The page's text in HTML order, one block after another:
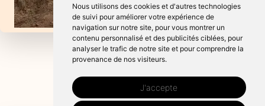
Nous utilisons des cookies et d'autres technologies
de suivi pour améliorer votre expérience de
navigation sur notre site, pour vous montrer un
contenu personnalisé et des publicités ciblées, pour
analyser le trafic de notre site et pour comprendre la
provenance de nos visiteurs.
J'accepte